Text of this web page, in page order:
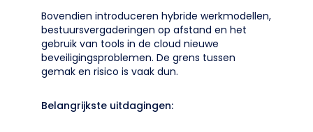
Bovendien introduceren hybride werkmodellen,
bestuursvergaderingen op afstand en het
gebruik van tools in de cloud nieuwe
beveiligingsproblemen. De grens tussen
gemak en risico is vaak dun.
Belangrijkste uitdagingen: